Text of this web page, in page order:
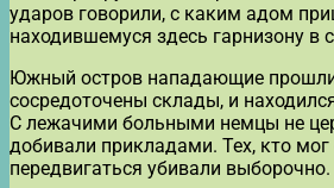
ударов говорили, с каким адом
находившемуся здесь гарнизону в
Южный остров нападающие
сосредоточены склады, и
С лежачими больными немцы не
добивали прикладами. Тех, кто мог
передвигаться убивали выборочно.